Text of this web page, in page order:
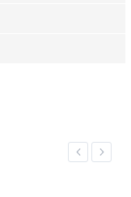
Previous
Next